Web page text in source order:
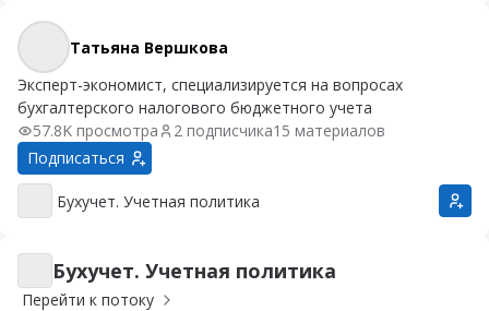
Татьяна Вершкова
Татьяна Вершкова
Эксперт-экономист, специализируется на вопросах
бухгалтерского налогового бюджетного учета
57.8K просмотра
2 подписчика15 материалов
Подписаться
Бухучет. Учетная политика
Бухучет. Учетная политика
Бухучет. Учетная политика
Бухучет. Учетная политика
Перейти к потоку